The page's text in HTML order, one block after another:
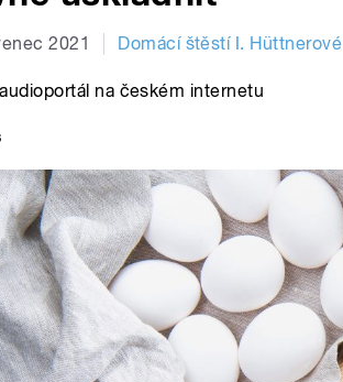
2021 Domácí štěstí I. Hüttnerové
na českém internetu